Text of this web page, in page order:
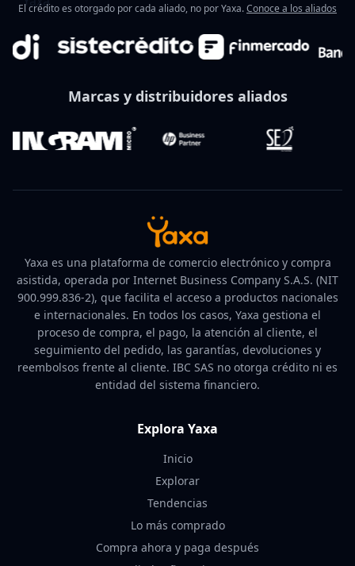
El crédito es otorgado por cada aliado, no por Yaxa.Conoce a los aliados
Marcas y distribuidores aliados
Yaxa es una plataforma de comercio electrónico y compra
asistida, operada por Internet Business Company S.A.S. (NIT
900.999.836-2), que facilita el acceso a productos nacionales
e internacionales. En todos los casos, Yaxa gestiona el
proceso de compra, el pago, la atención al cliente, el
seguimiento del pedido, las garantías, devoluciones y
reembolsos frente al cliente. IBC SAS no otorga crédito ni es
entidad del sistema financiero.
Explora Yaxa
Inicio
Explorar
Tendencias
Lo más comprado
Compra ahora y paga después